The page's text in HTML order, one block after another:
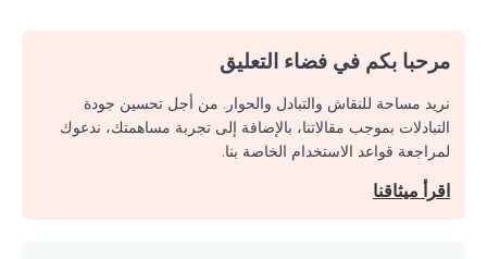
مرحبا بكم في فضاء التعليق
نريد مساحة للنقاش والتبادل والحوار. من أجل تحسين جودة
التبادلات بموجب مقالاتنا، بالإضافة إلى تجربة مساهمتك، ندعوك
لمراجعة قواعد الاستخدام الخاصة بنا.
اقرأ ميثاقنا